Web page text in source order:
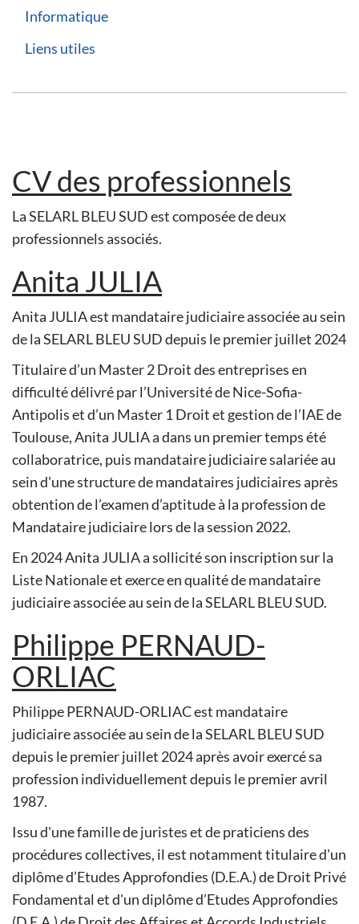
Informatique
Liens utiles
CV des professionnels
La SELARL BLEU SUD est composée de deux
professionnels associés.
Anita JULIA
Anita JULIA est mandataire judiciaire associée au sein
de la SELARL BLEU SUD depuis le premier juillet 2024
Titulaire d’un Master 2 Droit des entreprises en
difficulté délivré par l’Université de Nice-Sofia-
Antipolis et d’un Master 1 Droit et gestion de l’IAE de
Toulouse, Anita JULIA a dans un premier temps été
collaboratrice, puis mandataire judiciaire salariée au
sein d'une structure de mandataires judiciaires après
obtention de l’examen d’aptitude à la profession de
Mandataire judiciaire lors de la session 2022.
En 2024 Anita JULIA a sollicité son inscription sur la
Liste Nationale et exerce en qualité de mandataire
judiciaire associée au sein de la SELARL BLEU SUD.
Philippe PERNAUD-
ORLIAC
Philippe PERNAUD-ORLIAC est mandataire
judiciaire associée au sein de la SELARL BLEU SUD
depuis le premier juillet 2024 après avoir exercé sa
profession individuellement depuis le premier avril
1987.
Issu d'une famille de juristes et de praticiens des
procédures collectives, il est notamment titulaire d'un
diplôme d’Etudes Approfondies (D.E.A.) de Droit Privé
Fondamental et d'un diplôme d’Etudes Approfondies